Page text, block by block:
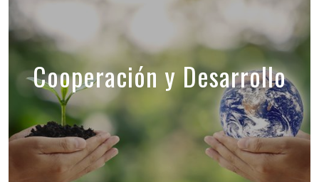
Cooperación y Desarrollo